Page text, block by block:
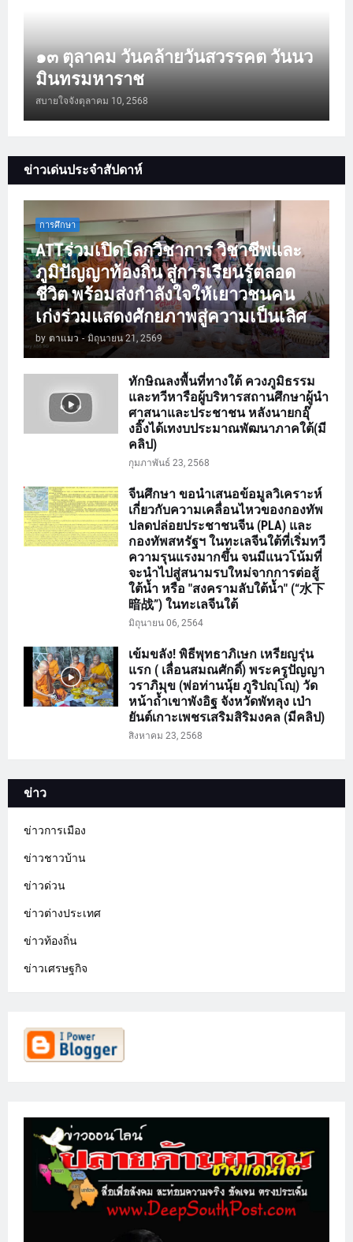
๑๓ ตุลาคม วันคล้ายวันสวรรคต วันนว
มินทรมหาราช
สบายใจจังตุลาคม 10, 2568
ข่าวเด่นประจำสัปดาห์
การศึกษา
ATTร่วมเปิดโลกวิชาการ วิชาชีพและ
ภูมิปัญญาท้องถิ่น สู่การเรียนรู้ตลอด
ชีวิต พร้อมส่งกำลังใจให้เยาวชนคน
เก่งร่วมแสดงศักยภาพสู่ความเป็นเลิศ
by ตาแมว - มิถุนายน 21, 2569
ทักษิณลงพื้นที่ทางใต้ ควงภูมิธรรม
และทวีหารือผู้บริหารสถานศึกษาผู้นำ
ศาสนาและประชาชน หลังนายกอุ๊
งอิ๊งได้เทงบประมาณพัฒนาภาคใต้(มี
คลิป)
กุมภาพันธ์ 23, 2568
จีนศึกษา ขอนำเสนอข้อมูลวิเคราะห์
เกี่ยวกับความเคลื่อนไหวของกองทัพ
ปลดปล่อยประชาชนจีน (PLA) และ
กองทัพสหรัฐฯ ในทะเลจีนใต้ที่เริ่มทวี
ความรุนแรงมากขึ้น จนมีแนวโน้มที่
จะนำไปสู่สนามรบใหม่จากการต่อสู้
ใต้น้ำ หรือ "สงครามลับใต้น้ำ" (“水下
暗战”) ในทะเลจีนใต้
มิถุนายน 06, 2564
เข้มขลัง! พิธีพุทธาภิเษก เหรียญรุ่น
แรก ( เลื่อนสมณศักดิ์) พระครูปัญญา
วราภิมุข (พ่อท่านนุ้ย ภูริปญฺโญฺ) วัด
หน้าถ้ำเขาพังอิฐ จังหวัดพัทลุง เป่า
ยันต์เกาะเพชรเสริมสิริมงคล (มีคลิป)
สิงหาคม 23, 2568
ข่าว
ข่าวการเมือง
ข่าวชาวบ้าน
ข่าวด่วน
ข่าวต่างประเทศ
ข่าวท้องถิ่น
ข่าวเศรษฐกิจ